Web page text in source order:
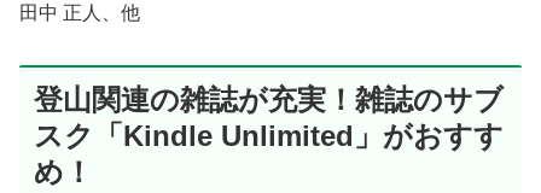
田中 正人、他
登山関連の雑誌が充実！雑誌のサブ
スク「Kindle Unlimited」がおすす
め！